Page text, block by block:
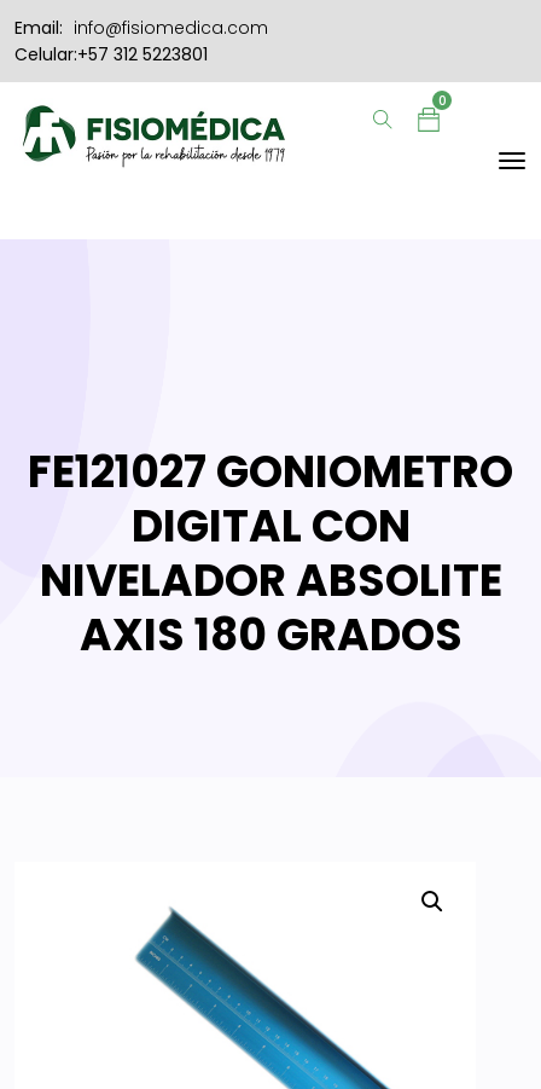
Email: info@fisiomedica.com
Celular:+57 312 5223801
0
FE121027 GONIOMETRO
DIGITAL CON
NIVELADOR ABSOLITE
AXIS 180 GRADOS